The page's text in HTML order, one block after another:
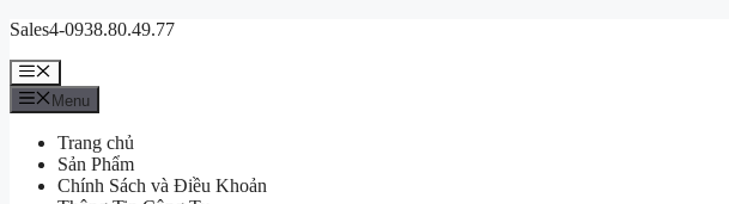
Chuyển
nội
dung
Sales4-0938.80.49.77
Menu
Menu
Trang chủ
Sản Phẩm
Chính Sách và Điều Khoản